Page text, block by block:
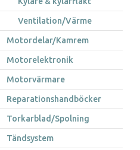
Ventilation/Värme
Motordelar/Kamrem
Motorelektronik
Motorvärmare
Reparationshandböcker
Torkarblad/Spolning
Tändsystem